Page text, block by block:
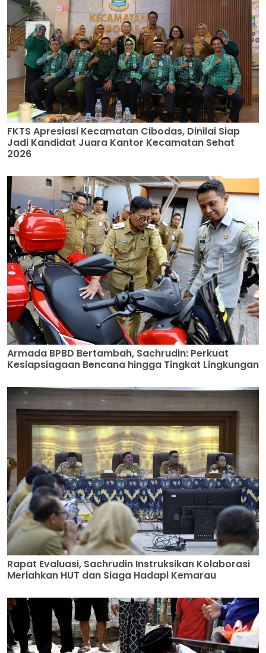
FKTS Apresiasi Kecamatan Cibodas, Dinilai Siap
Jadi Kandidat Juara Kantor Kecamatan Sehat
2026
Armada BPBD Bertambah, Sachrudin: Perkuat
Kesiapsiagaan Bencana hingga Tingkat Lingkungan
Rapat Evaluasi, Sachrudin Instruksikan Kolaborasi
Meriahkan HUT dan Siaga Hadapi Kemarau